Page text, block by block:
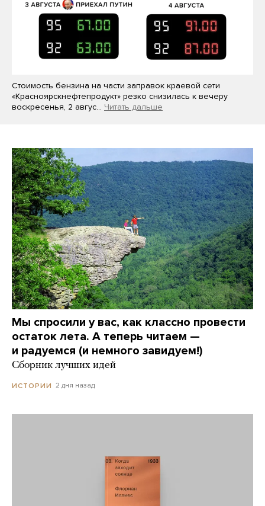
Стоимость бензина на части заправок краевой сети
«Красноярскнефтепродукт» резко снизилась к вечеру
воскресенья, 2 авгус… Читать дальше
Мы спросили у вас, как классно провести
остаток лета. А теперь читаем —
и радуемся (и немного завидуем!)
Сборник лучших идей
ИСТОРИИ 2 дня назад